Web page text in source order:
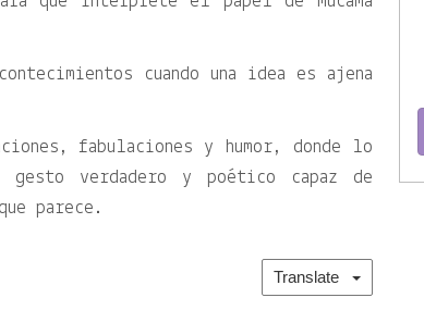
cuando una idea es ajena
fabulaciones y humor, donde lo
verdadero y poético capaz de
parece.
Translate